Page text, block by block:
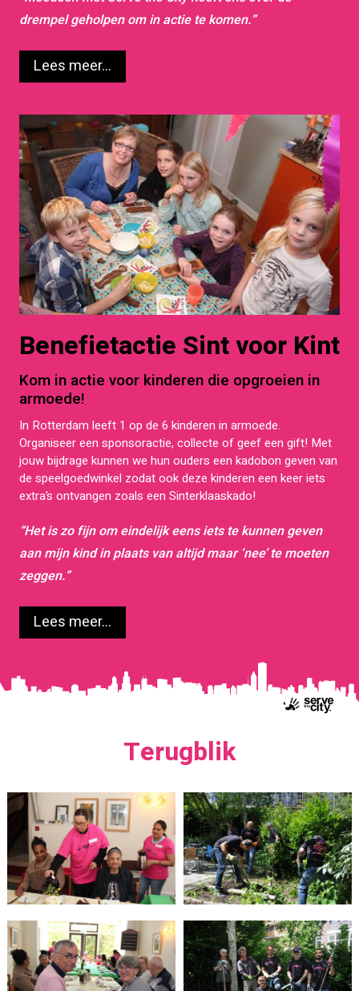
drempel geholpen om in actie te komen.”
Lees meer...
Benefietactie Sint voor Kint
Kom in actie voor kinderen die opgroeien in
armoede!
In Rotterdam leeft 1 op de 6 kinderen in armoede.
Organiseer een sponsoractie, collecte of geef een gift! Met
jouw bijdrage kunnen we hun ouders een kadobon geven van
de speelgoedwinkel zodat ook deze kinderen een keer iets
extra’s ontvangen zoals een Sinterklaaskado!
“Het is zo fijn om eindelijk eens iets te kunnen geven
aan mijn kind in plaats van altijd maar ‘nee’ te moeten
zeggen.”
Lees meer...
Terugblik